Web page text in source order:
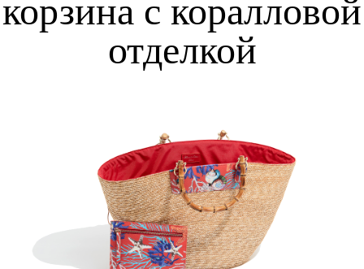
корзина c коралловой
отделкой